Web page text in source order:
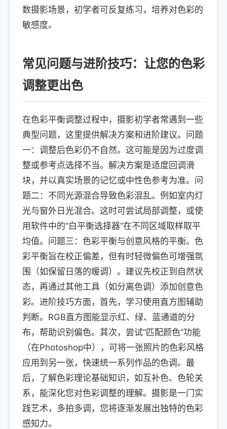
数摄影场景，初学者可反复练习，培养对色彩的
敏感度。
常见问题与进阶技巧：让您的色彩
调整更出色
在色彩平衡调整过程中，摄影初学者常遇到一些
典型问题，这里提供解决方案和进阶建议。问题
一：调整后色彩仍不自然。这可能是因为过度调
整或参考点选择不当。解决方案是适度回调滑
块，并以真实场景的记忆或中性色参考为准。问
题二：不同光源混合导致色彩混乱。例如室内灯
光与窗外日光混合。这时可尝试局部调整，或使
用软件中的“白平衡选择器”在不同区域取样取平
均值。问题三：色彩平衡与创意风格的平衡。色
彩平衡旨在校正偏差，但有时轻微偏色可增强氛
围（如保留日落的暖调）。建议先校正到自然状
态，再通过其他工具（如分离色调）添加创意色
彩。进阶技巧方面，首先，学习使用直方图辅助
判断。RGB直方图能显示红、绿、蓝通道的分
布，帮助识别偏色。其次，尝试“匹配颜色”功能
（在Photoshop中），可将一张照片的色彩风格
应用到另一张，快速统一系列作品的色调。最
后，了解色彩理论基础知识，如互补色、色轮关
系，能深化您对色彩调整的理解。摄影是一门实
践艺术，多拍多调，您将逐渐发展出独特的色彩
感知力。